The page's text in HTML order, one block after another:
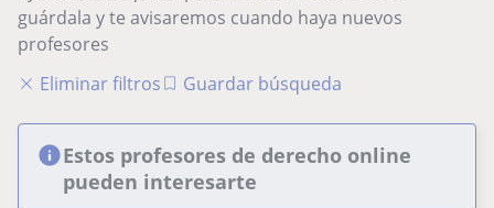
guárdala y te avisaremos cuando haya nuevos
profesores
Eliminar filtros
Guardar búsqueda
Estos profesores de derecho online
pueden interesarte